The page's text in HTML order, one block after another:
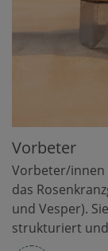
Vorbeter
Vorbeter/innen
das
und Vesper).
strukturiert